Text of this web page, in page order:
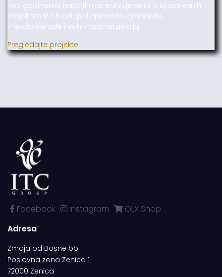
Već godinama naša firma realizuje veliki broj uspješnih
projekata iz oblasti poljoprivrede, građevine,
metaloprerade i svih vrsta instalacija.
Pregledajte projekte
Facebook Instagram
OLX Shop
Adresa
Zmaja od Bosne bb
Poslovna zona Zenica 1
72000 Zenica